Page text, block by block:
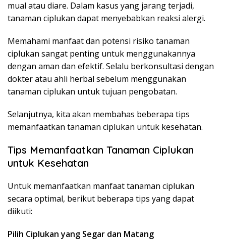
mual atau diare. Dalam kasus yang jarang terjadi,
tanaman ciplukan dapat menyebabkan reaksi alergi.
Memahami manfaat dan potensi risiko tanaman
ciplukan sangat penting untuk menggunakannya
dengan aman dan efektif. Selalu berkonsultasi dengan
dokter atau ahli herbal sebelum menggunakan
tanaman ciplukan untuk tujuan pengobatan.
Selanjutnya, kita akan membahas beberapa tips
memanfaatkan tanaman ciplukan untuk kesehatan.
Tips Memanfaatkan Tanaman Ciplukan
untuk Kesehatan
Untuk memanfaatkan manfaat tanaman ciplukan
secara optimal, berikut beberapa tips yang dapat
diikuti:
Pilih Ciplukan yang Segar dan Matang